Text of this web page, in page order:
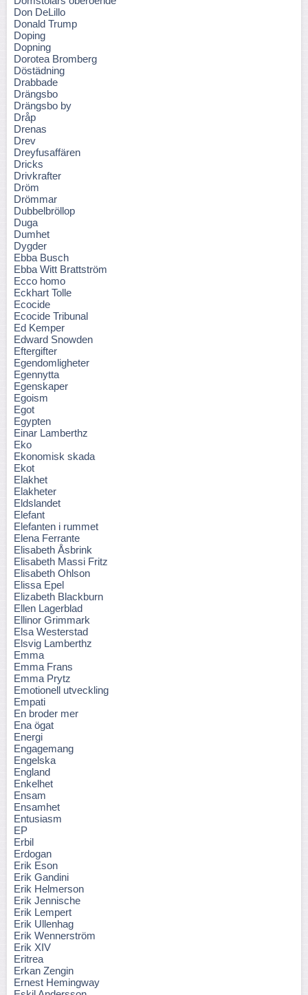
Don DeLillo
Donald Trump
Doping
Dopning
Dorotea Bromberg
Döstädning
Drabbade
Drängsbo
Drängsbo by
Dråp
Drenas
Drev
Dreyfusaffären
Dricks
Drivkrafter
Dröm
Drömmar
Dubbelbröllop
Duga
Dumhet
Dygder
Ebba Busch
Ebba Witt Brattström
Ecco homo
Eckhart Tolle
Ecocide
Ecocide Tribunal
Ed Kemper
Edward Snowden
Eftergifter
Egendomligheter
Egennytta
Egenskaper
Egoism
Egot
Egypten
Einar Lamberthz
Eko
Ekonomisk skada
Ekot
Elakhet
Elakheter
Eldslandet
Elefant
Elefanten i rummet
Elena Ferrante
Elisabeth Åsbrink
Elisabeth Massi Fritz
Elisabeth Ohlson
Elissa Epel
Elizabeth Blackburn
Ellen Lagerblad
Ellinor Grimmark
Elsa Westerstad
Elsvig Lamberthz
Emma
Emma Frans
Emma Prytz
Emotionell utveckling
Empati
En broder mer
Ena ögat
Energi
Engagemang
Engelska
England
Enkelhet
Ensam
Ensamhet
Entusiasm
EP
Erbil
Erdogan
Erik Eson
Erik Gandini
Erik Helmerson
Erik Jennische
Erik Lempert
Erik Ullenhag
Erik Wennerström
Erik XIV
Eritrea
Erkan Zengin
Ernest Hemingway